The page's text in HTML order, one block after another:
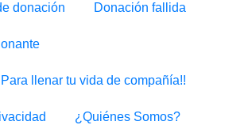
donación Donación fallida
llenar tu vida de compañía!!
¿Quiénes Somos?